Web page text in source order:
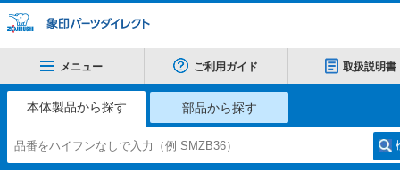
メニュー ご利用ガイド 取扱説明書
本体製品から探す 部品から探す